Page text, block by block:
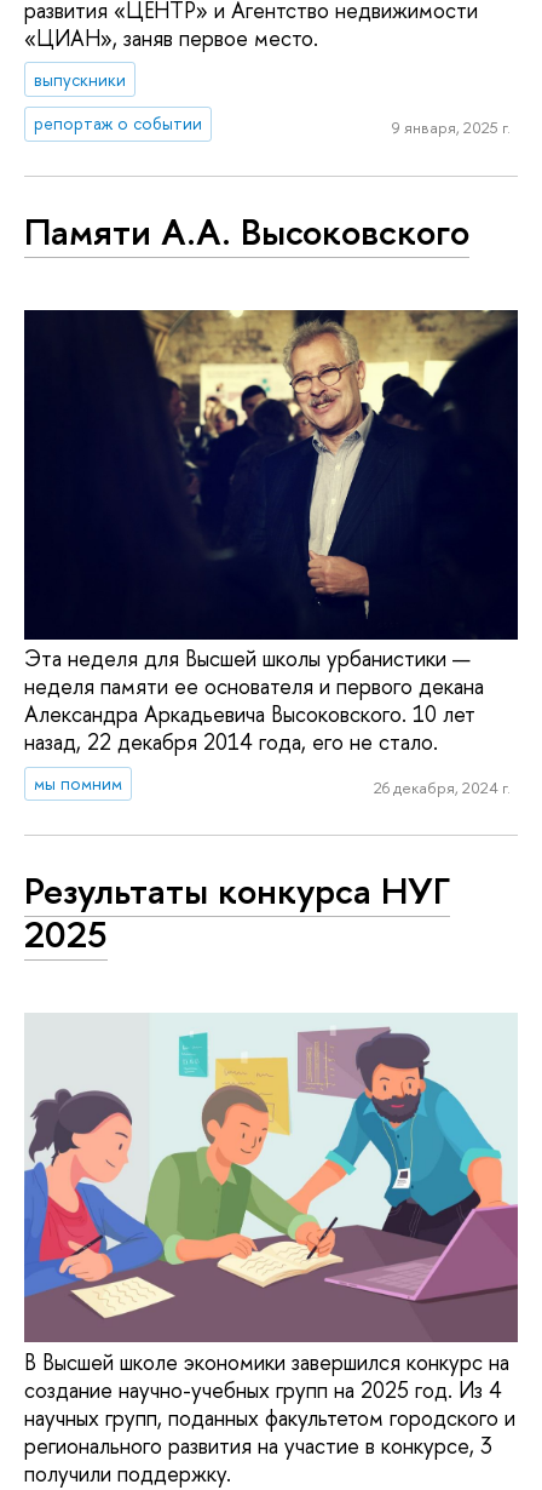
развития «ЦЕНТР» и Агентство недвижимости
«ЦИАН», заняв первое место.
выпускники
репортаж о событии
9 января, 2025 г.
Памяти А.А. Высоковского
Эта неделя для Высшей школы урбанистики —
неделя памяти ее основателя и первого декана
Александра Аркадьевича Высоковского. 10 лет
назад, 22 декабря 2014 года, его не стало.
мы помним 26 декабря, 2024 г.
Результаты конкурса НУГ
2025
В Высшей школе экономики завершился конкурс на
создание научно-учебных групп на 2025 год. Из 4
научных групп, поданных факультетом городского и
регионального развития на участие в конкурсе, 3
получили поддержку.